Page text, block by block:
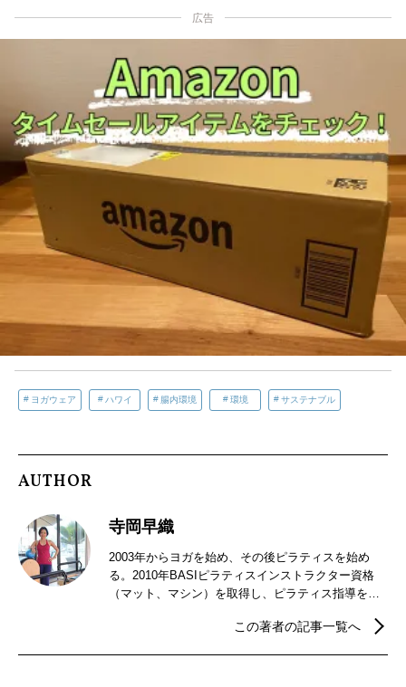
広告
ヨガウェア ハワイ 腸内環境 環境 サステナブル
AUTHOR
寺岡早織
2003年からヨガを始め、その後ピラティスを始め
る。2010年BASIピラティスインストラクター資格
（マット、マシン）を取得し、ピラティス指導を開
ラティス指導を続ける。2015年よりハワイでの日本
この著者の記事一覧へ